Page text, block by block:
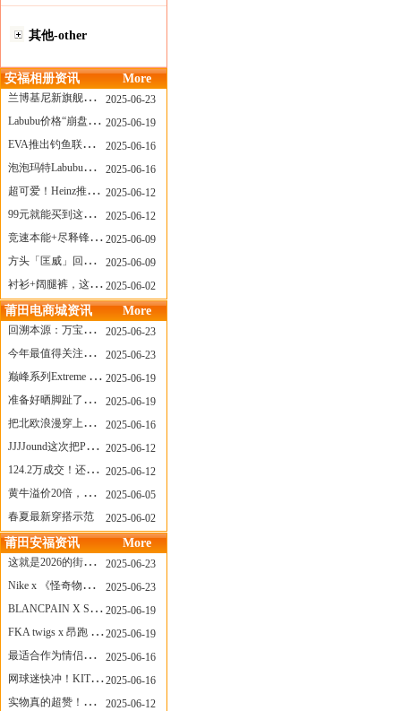
其他-other
安福相册资讯 More
兰博基尼新旗舰曝光？这台顶级超跑或将在8月登场
2025-06-23
Labubu价格“崩盘”？618当日泡泡玛特预售补货量超200W！
2025-06-19
EVA推出钓鱼联名套装，初号机也能当“假饵”？
2025-06-16
泡泡玛特Labubu新品发售上演“拳王争霸”......
2025-06-16
超可爱！Heinz推出星之卡比合作款番茄酱！
2025-06-12
99元就能买到这样颜值的太阳镜？优衣库夏季墨镜系列
2025-06-12
竞速本能+尽释锋芒——罗杰杜彼Roger+Dubuis王者竞速系列飞返计时码表燃擎赛道
2025-06-09
方头「匡威」回归！日系简约里的小心思
2025-06-09
衬衫+阔腿裤，这样穿美出新高度！
2025-06-02
莆田电商城资讯 More
回溯本源：万宝龙推出明星系列都市灰腕表新作
2025-06-23
今年最值得关注的AF1！KOBE x AF1 明日发售
2025-06-23
巅峰系列Extreme Diver潜水腕表与Revival Diver复刻版潜水腕表共同推出“暗影款”新作
2025-06-19
准备好晒脚趾了吗？透明款 AF1 要回归了
2025-06-19
把北欧浪漫穿上脚，Cecilie Bahnsen x ASICS
2025-06-16
JJJJound这次把PUMA改得好安静
2025-06-12
124.2万成交！还有什么是Labubu做不到的？
2025-06-12
黄牛溢价20倍，「Labubu」3.0市价大盘点！假货比正品还贵...
2025-06-05
春夏最新穿搭示范
2025-06-02
莆田安福资讯 More
这就是2026的街头感！Prada新包我先爱了
2025-06-23
Nike x 《怪奇物语》联名回归，终于轮到这双热门款了！
2025-06-23
BLANCPAIN X SWATCH联名款 BIOCERAMIC SCUBA FIFTY FATHOMS 系列推出全新 GREEN ABYSS（碧波洋）腕表
2025-06-19
FKA twigs x 昂跑 联名来了，这三双 Cloud X 你选哪一双？
2025-06-19
最适合作为情侣鞋的New Balance 1906 Loafer出现了！
2025-06-16
网球迷快冲！KITH x Wilson 限量球拍太会设计了
2025-06-16
实物真的超赞！NB 新款 2010 新配色
2025-06-12